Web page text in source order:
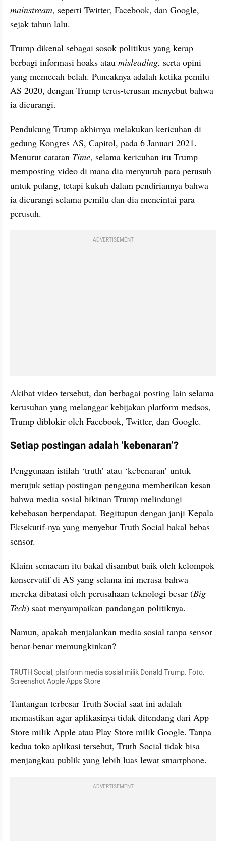
mainstream, seperti Twitter, Facebook, dan Google,
sejak tahun lalu.
Trump dikenal sebagai sosok politikus yang kerap
berbagi informasi hoaks atau misleading, serta opini
yang memecah belah. Puncaknya adalah ketika pemilu
AS 2020, dengan Trump terus-terusan menyebut bahwa
ia dicurangi.
Pendukung Trump akhirnya melakukan kericuhan di
gedung Kongres AS, Capitol, pada 6 Januari 2021.
Menurut catatan Time, selama kericuhan itu Trump
memposting video di mana dia menyuruh para perusuh
untuk pulang, tetapi kukuh dalam pendiriannya bahwa
ia dicurangi selama pemilu dan dia mencintai para
perusuh.
ADVERTISEMENT
Akibat video tersebut, dan berbagai posting lain selama
kerusuhan yang melanggar kebijakan platform medsos,
Trump diblokir oleh Facebook, Twitter, dan Google.
Setiap postingan adalah ‘kebenaran’?
Penggunaan istilah ‘truth’ atau ‘kebenaran’ untuk
merujuk setiap postingan pengguna memberikan kesan
bahwa media sosial bikinan Trump melindungi
kebebasan berpendapat. Begitupun dengan janji Kepala
Eksekutif-nya yang menyebut Truth Social bakal bebas
sensor.
Klaim semacam itu bakal disambut baik oleh kelompok
konservatif di AS yang selama ini merasa bahwa
mereka dibatasi oleh perusahaan teknologi besar (Big
Tech) saat menyampaikan pandangan politiknya.
Namun, apakah menjalankan media sosial tanpa sensor
benar-benar memungkinkan?
TRUTH Social, platform media sosial milik Donald Trump. Foto:
Screenshot Apple Apps Store
Tantangan terbesar Truth Social saat ini adalah
memastikan agar aplikasinya tidak ditendang dari App
Store milik Apple atau Play Store milik Google. Tanpa
kedua toko aplikasi tersebut, Truth Social tidak bisa
menjangkau publik yang lebih luas lewat smartphone.
ADVERTISEMENT